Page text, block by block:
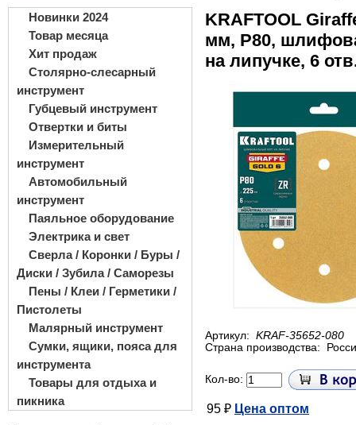
Новинки 2024
Товар месяца
Хит продаж
Столярно-слесарный
инструмент
Губцевый инструмент
Отвертки и биты
Измерительный
инструмент
Автомобильный
инструмент
Паяльное оборудование
Электрика и свет
Сверла / Коронки / Буры /
Диски / Зубила / Саморезы
Пены / Клеи / Герметики /
Пистолеты
Малярный инструмент
Сумки, ящики, пояса для
инструмента
Товары для отдыха и
пикника
KRAFTOOL
мм, Р80,
на липучке, 6
Артикул: KRAF-35652-080
Страна производства:
Кол-во:
95 ₽ Цена оптом